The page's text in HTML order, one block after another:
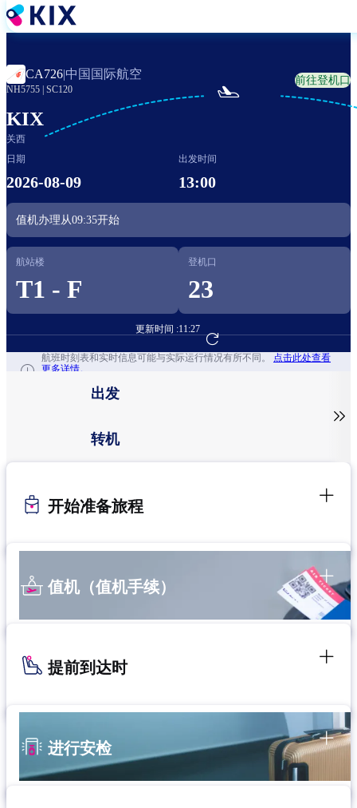
跳
转
主
要
容
CA726|中国国际航空
NH5755 SC120
前往登机口
KIX
关西

日期
2026-08-09
出发时间
13:00
值机办理从09:35开始
航站楼
T1 - F
登机口
23
更新时间 :11:27
前往航班预订
航班时刻表和实时信息可能与实际运行情况有所不同。 点击此处查看
更多详情。
出发
转机

开始准备旅程
值机（值机手续）
提前到达时
进行安检